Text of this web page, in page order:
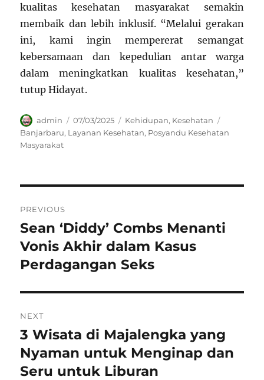
kualitas kesehatan masyarakat semakin
membaik dan lebih inklusif. “Melalui gerakan
ini, kami ingin mempererat semangat
kebersamaan dan kepedulian antar warga
dalam meningkatkan kualitas kesehatan,”
tutup Hidayat.
Author
admin
Posted
on
07/03/2025 Categories
Kehidupan, Kesehatan
Banjarbaru, Layanan Kesehatan, Posyandu Kesehatan
Masyarakat
pos
PREVIOUS
Previous
post:
Sean ‘Diddy’ Combs Menanti
Vonis Akhir dalam Kasus
Perdagangan Seks
NEXT
Next
post:
3 Wisata di Majalengka yang
Nyaman untuk Menginap dan
Seru untuk Liburan